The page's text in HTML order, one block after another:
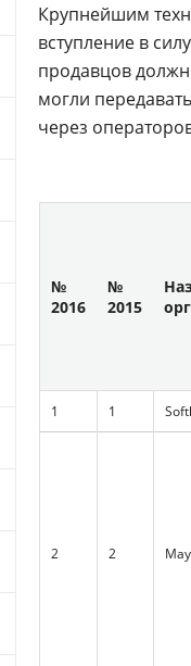
Крупнейшим
вступление в силу
продавцов
могли
через
№
2016
№
2015
1 1
2 2